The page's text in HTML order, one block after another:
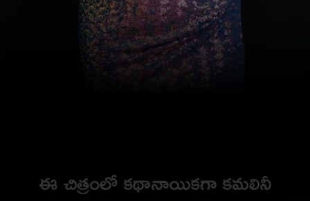
ఈ చిత్రంలో కథానాయికగా కమలినీ
ముఖర్జీ తన సహజమైన నటనతో 'రూప'
పాత్రకు ప్రాణం పోశారు. ఈ రోల్